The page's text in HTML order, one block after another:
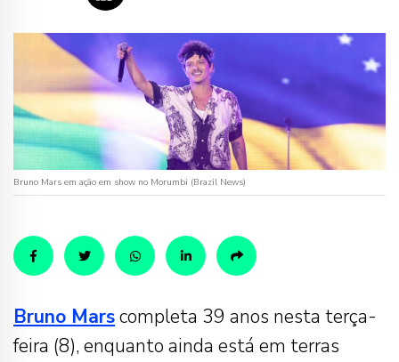
Bruno Mars em ação em show no Morumbi (Brazil News)
Bruno Marscompleta 39 anos nesta terça-
feira (8), enquanto ainda está em terras